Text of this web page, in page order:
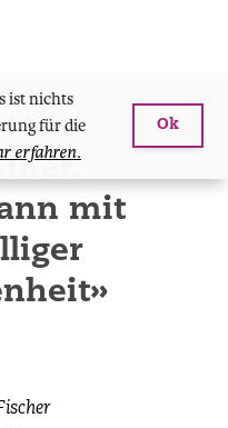
ist nichts
für die
erfahren.
Ok
2015
mit